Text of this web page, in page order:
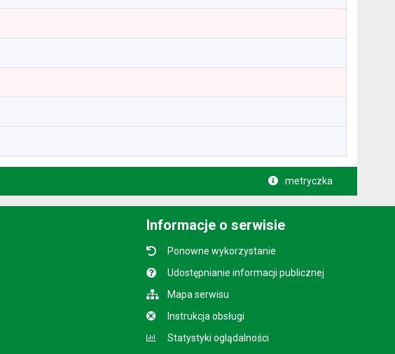
metryczka
Informacje o serwisie
Ponowne wykorzystanie
Udostępnianie informacji publicznej
Mapa serwisu
Instrukcja obsługi
Statystyki oglądalności